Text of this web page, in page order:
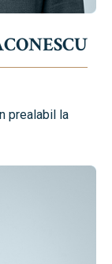
prealabil la